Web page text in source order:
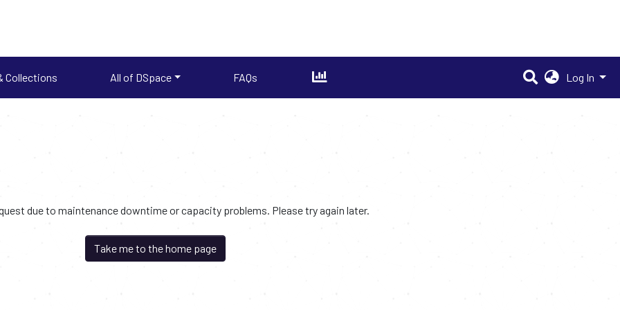
Collections All of DSpace FAQs Log In
due to maintenance downtime or capacity problems. Please try again later.
Take me to the home page